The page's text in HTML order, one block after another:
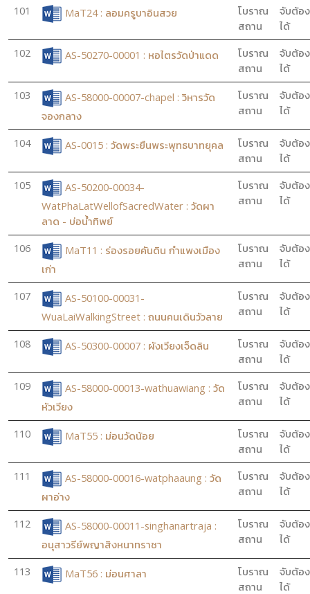
101 MaT24 : ลอมครูบาอินสวย
โบราณ
สถาน
จับต้อง
ได้
102
AS-50270-00001 : หอไตรวัดป่าแดด
โบราณ
สถาน
จับต้อง
ได้
103
AS-58000-00007-chapel : วิหารวัด
จองกลาง
โบราณ
สถาน
จับต้อง
ได้
104 AS-0015 : วัดพระยืนพระพุทธบาทยุคล
โบราณ
สถาน
จับต้อง
ได้
105
AS-50200-00034-
WatPhaLatWellofSacredWater : วัดผา
ลาด - บ่อน้ำทิพย์
โบราณ
สถาน
จับต้อง
ได้
106
MaT11 : ร่องรอยคันดิน กำแพงเมือง
เก่า
โบราณ
สถาน
จับต้อง
ได้
107
AS-50100-00031-
WuaLaiWalkingStreet : ถนนคนเดินวัวลาย
โบราณ
สถาน
จับต้อง
ได้
108 AS-50300-00007 : ผังเวียงเจ็ดลิน
โบราณ
สถาน
จับต้อง
ได้
109
AS-58000-00013-wathuawiang : วัด
หัวเวียง
โบราณ
สถาน
จับต้อง
ได้
110 MaT55 : ม่อนวัดน้อย
โบราณ
สถาน
จับต้อง
ได้
111
AS-58000-00016-watphaaung : วัด
ผาอ่าง
โบราณ
สถาน
จับต้อง
ได้
112
AS-58000-00011-singhanartraja :
อนุสาวรีย์พญาสิงหนาทราชา
โบราณ
สถาน
จับต้อง
ได้
113 MaT56 : ม่อนศาลา
โบราณ
สถาน
จับต้อง
ได้